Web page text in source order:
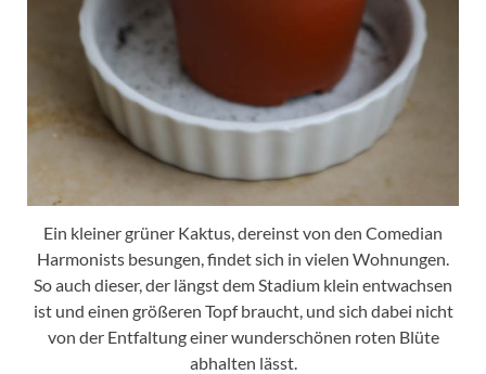
Ein kleiner grüner Kaktus, dereinst von den Comedian
Harmonists besungen, findet sich in vielen Wohnungen.
So auch dieser, der längst dem Stadium klein entwachsen
ist und einen größeren Topf braucht, und sich dabei nicht
von der Entfaltung einer wunderschönen roten Blüte
abhalten lässt.